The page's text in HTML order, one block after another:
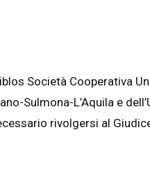
Società Cooperativa
Sulmona-L’Aquila e
rivolgersi al